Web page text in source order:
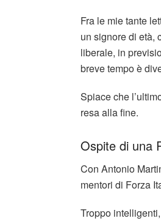
Fra le mie tante
un signore di età,
liberale, in
breve tempo è
Spiace che
resa alla fine.
Ospite di una
Con Antonio
mentori di Forza
Troppo